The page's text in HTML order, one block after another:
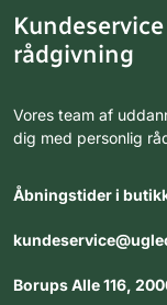
rådgivning
Vores team af
dig med personlig
Åbningstider i
Borups Alle 116,